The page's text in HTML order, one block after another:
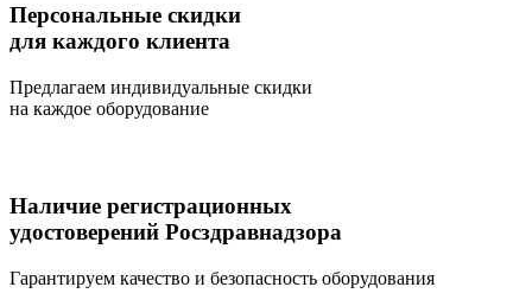
Персональные скидки
для каждого клиента
Предлагаем индивидуальные скидки
на каждое оборудование
Наличие регистрационных
удостоверений Росздравнадзора
Гарантируем качество и безопасность оборудования